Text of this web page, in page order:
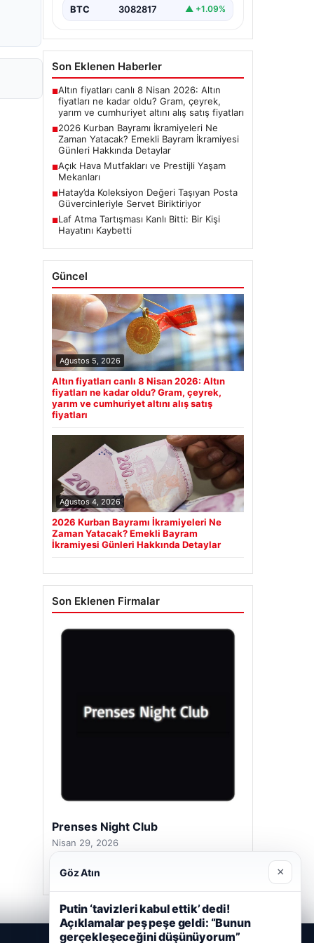
bayram ikramiyelerinin ne…
BTC 3082817 ▲ +1.09%
Son Eklenen Haberler
■Altın fiyatları canlı 8 Nisan 2026: Altın
fiyatları ne kadar oldu? Gram, çeyrek,
yarım ve cumhuriyet altını alış satış fiyatları
■2026 Kurban Bayramı İkramiyeleri Ne
Zaman Yatacak? Emekli Bayram İkramiyesi
Günleri Hakkında Detaylar
■Açık Hava Mutfakları ve Prestijli Yaşam
Mekanları
■Hatay’da Koleksiyon Değeri Taşıyan Posta
Güvercinleriyle Servet Biriktiriyor
■Laf Atma Tartışması Kanlı Bitti: Bir Kişi
Hayatını Kaybetti
Güncel
Ağustos 5, 2026
Altın fiyatları canlı 8 Nisan 2026: Altın
fiyatları ne kadar oldu? Gram, çeyrek,
yarım ve cumhuriyet altını alış satış
fiyatları
Ağustos 4, 2026
2026 Kurban Bayramı İkramiyeleri Ne
Zaman Yatacak? Emekli Bayram
İkramiyesi Günleri Hakkında Detaylar
Son Eklenen Firmalar
Prenses Night Club
Nisan 29, 2026
Göz Atın ×
Putin ‘tavizleri kabul ettik’ dedi!
Açıklamalar peş peşe geldi: “Bunun
gerçekleşeceğini düşünüyorum”